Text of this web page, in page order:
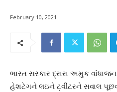
February 10, 2021
ભારત સરકાર દ્રારા અમુક
હેશટેગને લઇને ટ્વીટરને સવાલ